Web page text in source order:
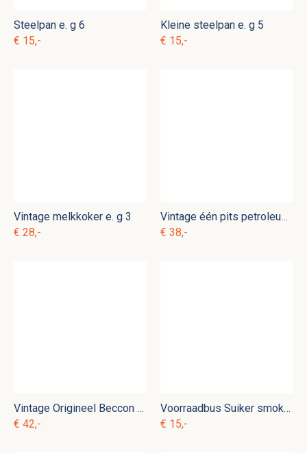
Steelpan e. g 6
€ 15,-
Kleine steelpan e. g 5
€ 15,-
Vintage melkkoker e. g 3
€ 28,-
Vintage één pits petroleumstel e. g 4
€ 38,-
Vintage Origineel Beccon één pits petroleumstel e. rg 5
€ 42,-
Voorraadbus Suiker smoky oranje e. or 2
€ 15,-